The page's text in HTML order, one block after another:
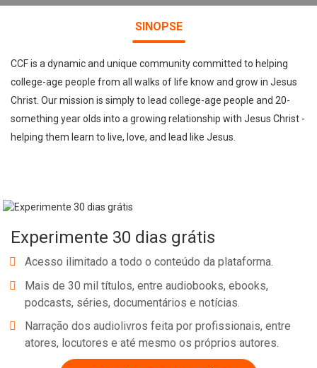
SINOPSE
CCF is a dynamic and unique community committed to helping
college-age people from all walks of life know and grow in Jesus
Christ. Our mission is simply to lead college-age people and 20-
something year olds into a growing relationship with Jesus Christ -
helping them learn to live, love, and lead like Jesus.
Experimente 30 dias grátis
Acesso ilimitado a todo o conteúdo da plataforma.
Mais de 30 mil títulos, entre audiobooks, ebooks,
podcasts, séries, documentários e notícias.
Narração dos audiolivros feita por profissionais, entre
atores, locutores e até mesmo os próprios autores.